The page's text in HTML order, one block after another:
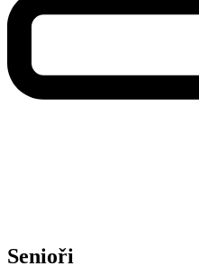
Senioři